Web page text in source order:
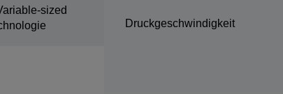
sized
Druckgeschwindigkeit